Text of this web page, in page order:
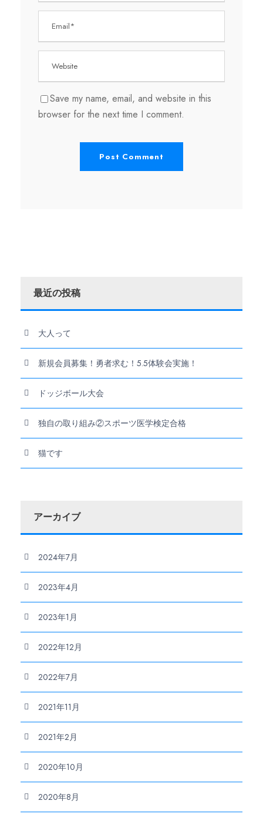
Save my name, email, and website in this
browser for the next time I comment.
最近の投稿
大人って
新規会員募集！勇者求む！5.5体験会実施！
ドッジボール大会
独自の取り組み②スポーツ医学検定合格
猫です
アーカイブ
2024年7月
2023年4月
2023年1月
2022年12月
2022年7月
2021年11月
2021年2月
2020年10月
2020年8月